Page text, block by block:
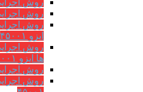
روش اجرایی
روش
ایزو ۴۵۰۰۱
روش
ها ایزو ۴۵۰۰۱
روش اجرایی
روش